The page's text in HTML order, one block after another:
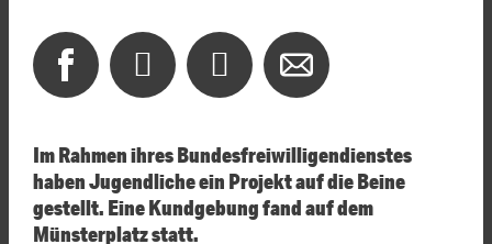
Im Rahmen ihres Bundesfreiwilligendienstes
haben Jugendliche ein Projekt auf die Beine
gestellt. Eine Kundgebung fand auf dem
Münsterplatz statt.